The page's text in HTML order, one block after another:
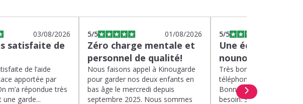
03/08/2026
satisfaite de
de l’aide
apportée par
m’a répondue très
garde...
5/5 01/08/2026
Zéro charge mentale et
personnel de qualité!
Nous faisons appel à Kinougarde
pour garder nos deux enfants en
bas âge le mercredi depuis
septembre 2025. Nous sommes
5/5
Une équipe
nounou parfaite!
Très bons interlocuteurs
téléphone. Rapidité.
Bonne compréhension
besoin. Soucis du détail.